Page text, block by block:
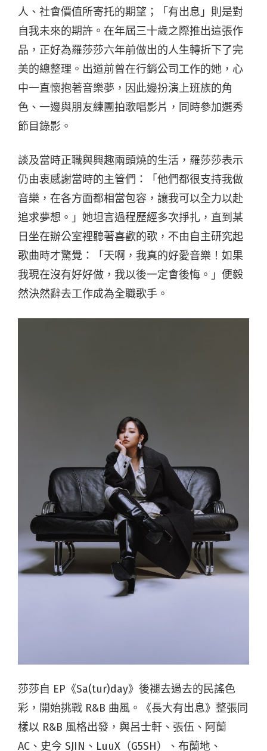
人、社會價值所寄托的期望；「有出息」則是對
自我未來的期許。在年屆三十歲之際推出這張作
品，正好為羅莎莎六年前做出的人生轉折下了完
美的總整理。出道前曾在行銷公司工作的她，心
中一直懷抱著音樂夢，因此邊扮演上班族的角
色、一邊與朋友練團拍歌唱影片，同時參加選秀
節目錄影。
談及當時正職與興趣兩頭燒的生活，羅莎莎表示
仍由衷感謝當時的主管們：「他們都很支持我做
音樂，在各方面都相當包容，讓我可以全力以赴
追求夢想。」她坦言過程歷經多次掙扎，直到某
日坐在辦公室裡聽著喜歡的歌，不由自主研究起
歌曲時才驚覺：「天啊，我真的好愛音樂！如果
我現在沒有好好做，我以後一定會後悔。」便毅
然決然辭去工作成為全職歌手。
莎莎自 EP《Sa(tur)day》後褪去過去的民謠色
彩，開始挑戰 R&B 曲風。《長大有出息》整張同
樣以 R&B 風格出發，與呂士軒、張伍、阿蘭
AC、史今 SJIN、LuuX（G5SH）、布蘭地、